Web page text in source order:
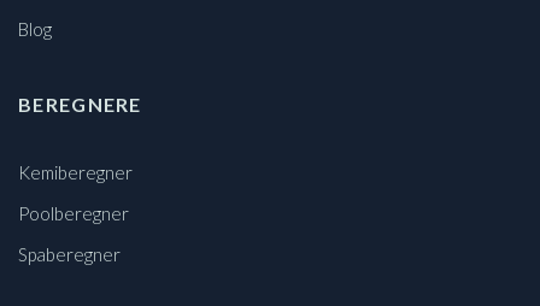
Blog
BEREGNERE
Kemiberegner
Poolberegner
Spaberegner